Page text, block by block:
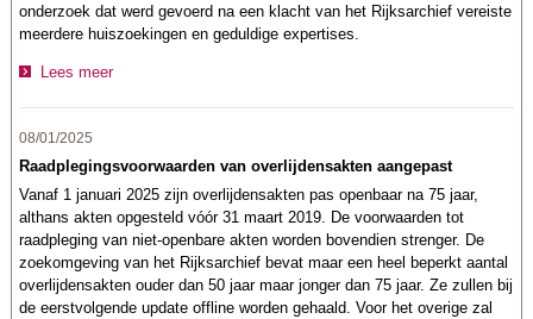
onderzoek dat werd gevoerd na een klacht van het Rijksarchief vereiste
meerdere huiszoekingen en geduldige expertises.
Lees meer
08/01/2025
Raadplegingsvoorwaarden van overlijdensakten aangepast
Vanaf 1 januari 2025 zijn overlijdensakten pas openbaar na 75 jaar,
althans akten opgesteld vóór 31 maart 2019. De voorwaarden tot
raadpleging van niet-openbare akten worden bovendien strenger. De
zoekomgeving van het Rijksarchief bevat maar een heel beperkt aantal
overlijdensakten ouder dan 50 jaar maar jonger dan 75 jaar. Ze zullen bij
de eerstvolgende update offline worden gehaald. Voor het overige zal